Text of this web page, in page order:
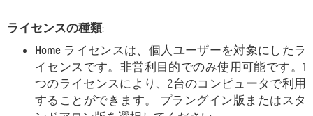
ライセンスの種類:
Home ライセンスは、個人ユーザーを対象にしたラ
イセンスです。非営利目的でのみ使用可能です。1
つのライセンスにより、2台のコンピュータで利用
することができます。 プラングイン版またはスタ